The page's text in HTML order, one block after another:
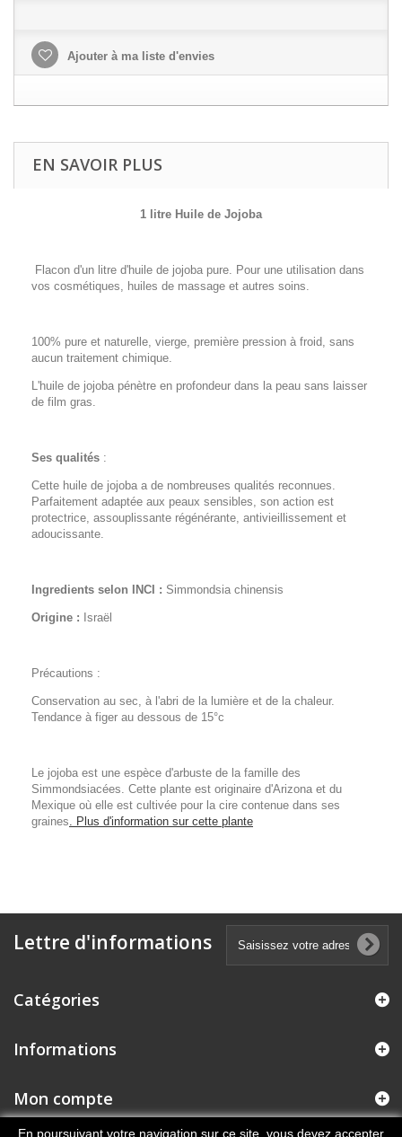
Ajouter à ma liste d'envies
EN SAVOIR PLUS
1 litre Huile de Jojoba
Flacon d'un litre d'huile de jojoba pure. Pour une utilisation dans
vos cosmétiques, huiles de massage et autres soins.
100% pure et naturelle, vierge, première pression à froid, sans
aucun traitement chimique.
L'huile de jojoba pénètre en profondeur dans la peau sans laisser
de film gras.
Ses qualités :
Cette huile de jojoba a de nombreuses qualités reconnues.
Parfaitement adaptée aux peaux sensibles, son action est
protectrice, assouplissante régénérante, antivieillissement et
adoucissante.
Ingredients selon INCI : Simmondsia chinensis
Origine : Israël
Précautions :
Conservation au sec, à l'abri de la lumière et de la chaleur.
Tendance à figer au dessous de 15°c
Le jojoba est une espèce d'arbuste de la famille des
Simmondsiacées. Cette plante est originaire d'Arizona et du
Mexique où elle est cultivée pour la cire contenue dans ses
graines. Plus d'information sur cette plante
Lettre d'informations
Catégories
Informations
Mon compte
En poursuivant votre navigation sur ce site, vous devez accepter